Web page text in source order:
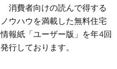
消費者向けの読んで得する
ノウハウを満載した無料住宅
情報紙「ユーザー版」を年4回
発行しております。